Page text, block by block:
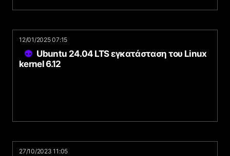
12/01/2025 07:15
Ubuntu 24.04 LTS εγκατάσταση του Linux
kernel 6.12
27/10/2023 11:05